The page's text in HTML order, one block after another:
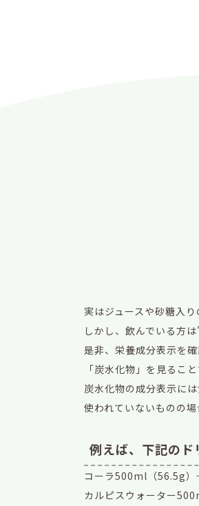
実はジュースや砂糖入
しかし、飲んでいる方
是非、栄養成分表示を確
「炭水化物」を見るこ
炭水化物の成分表示に
使われていないものの場
例えば、下記の
コーラ500ml（56.5g
カルピスウォーター